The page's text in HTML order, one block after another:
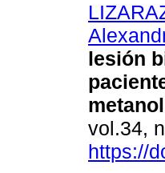
lesión
vol.34,
https://